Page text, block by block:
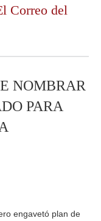
Correo del
NOMBRAR
PARA
engavetó plan de